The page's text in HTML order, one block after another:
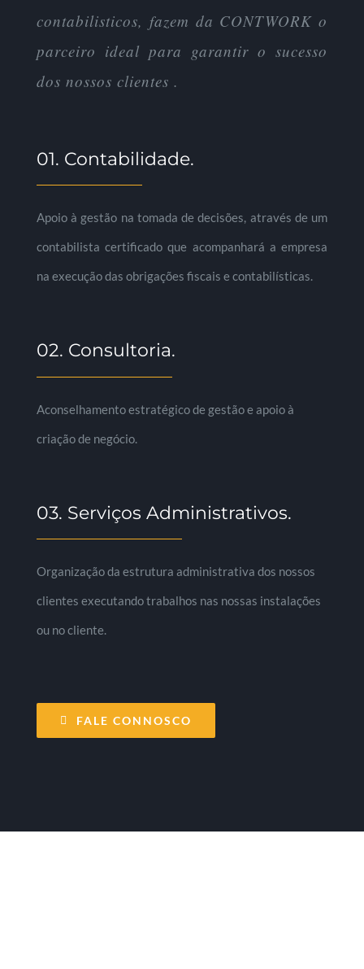
contabilisticos, fazem da CONTWORK o
parceiro ideal para garantir o sucesso
dos nossos clientes .
01. Contabilidade.
Apoio à gestão na tomada de decisões, através de um
contabilista certificado que acompanhará a empresa
na execução das obrigações fiscais e contabilísticas.
02. Consultoria.
Aconselhamento estratégico de gestão e apoio à
criação de negócio.
03. Serviços Administrativos.
Organização da estrutura administrativa dos nossos
clientes executando trabalhos nas nossas instalações
ou no cliente.
FALE CONNOSCO